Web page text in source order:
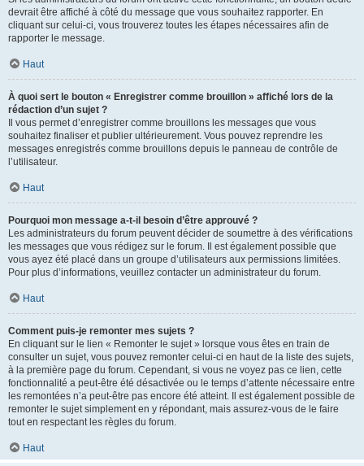
devrait être affiché à côté du message que vous souhaitez rapporter. En
cliquant sur celui-ci, vous trouverez toutes les étapes nécessaires afin de
rapporter le message.
Haut
À quoi sert le bouton « Enregistrer comme brouillon » affiché lors de la
rédaction d’un sujet ?
Il vous permet d’enregistrer comme brouillons les messages que vous
souhaitez finaliser et publier ultérieurement. Vous pouvez reprendre les
messages enregistrés comme brouillons depuis le panneau de contrôle de
l’utilisateur.
Haut
Pourquoi mon message a-t-il besoin d’être approuvé ?
Les administrateurs du forum peuvent décider de soumettre à des vérifications
les messages que vous rédigez sur le forum. Il est également possible que
vous ayez été placé dans un groupe d’utilisateurs aux permissions limitées.
Pour plus d’informations, veuillez contacter un administrateur du forum.
Haut
Comment puis-je remonter mes sujets ?
En cliquant sur le lien « Remonter le sujet » lorsque vous êtes en train de
consulter un sujet, vous pouvez remonter celui-ci en haut de la liste des sujets,
à la première page du forum. Cependant, si vous ne voyez pas ce lien, cette
fonctionnalité a peut-être été désactivée ou le temps d’attente nécessaire entre
les remontées n’a peut-être pas encore été atteint. Il est également possible de
remonter le sujet simplement en y répondant, mais assurez-vous de le faire
tout en respectant les règles du forum.
Haut